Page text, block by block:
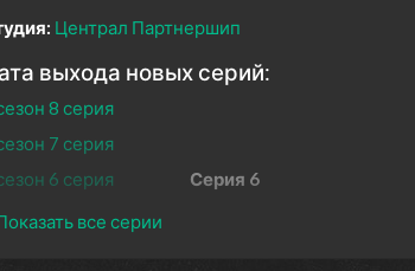
Централ Партнершип
выхода новых серий:
8 серия
7 серия
6 серия
Серия 6
5 серия